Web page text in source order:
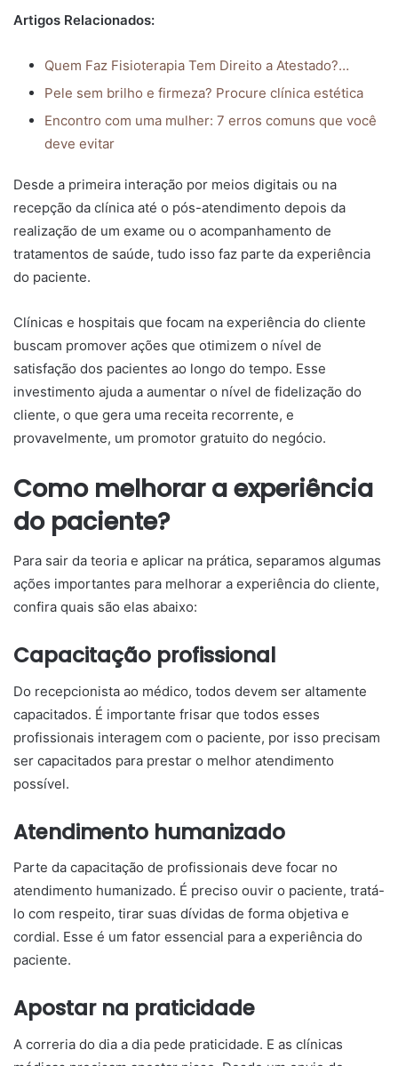
Artigos Relacionados:
Quem Faz Fisioterapia Tem Direito a Atestado?…
Pele sem brilho e firmeza? Procure clínica estética
Encontro com uma mulher: 7 erros comuns que você
deve evitar
Desde a primeira interação por meios digitais ou na
recepção da clínica até o pós-atendimento depois da
realização de um exame ou o acompanhamento de
tratamentos de saúde, tudo isso faz parte da experiência
do paciente.
Clínicas e hospitais que focam na experiência do cliente
buscam promover ações que otimizem o nível de
satisfação dos pacientes ao longo do tempo. Esse
investimento ajuda a aumentar o nível de fidelização do
cliente, o que gera uma receita recorrente, e
provavelmente, um promotor gratuito do negócio.
Como melhorar a experiência
do paciente?
Para sair da teoria e aplicar na prática, separamos algumas
ações importantes para melhorar a experiência do cliente,
confira quais são elas abaixo:
Capacitação profissional
Do recepcionista ao médico, todos devem ser altamente
capacitados. É importante frisar que todos esses
profissionais interagem com o paciente, por isso precisam
ser capacitados para prestar o melhor atendimento
possível.
Atendimento humanizado
Parte da capacitação de profissionais deve focar no
atendimento humanizado. É preciso ouvir o paciente, tratá-
lo com respeito, tirar suas dívidas de forma objetiva e
cordial. Esse é um fator essencial para a experiência do
paciente.
Apostar na praticidade
A correria do dia a dia pede praticidade. E as clínicas